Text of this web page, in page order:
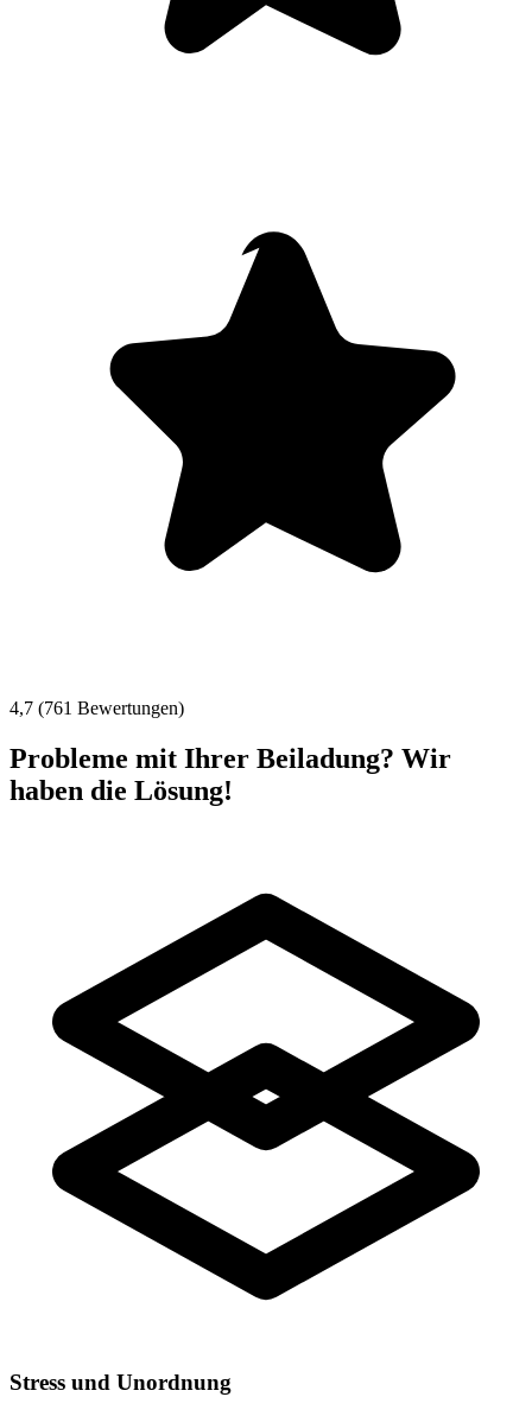
4,7 (761 Bewertungen)
Probleme mit Ihrer Beiladung? Wir
haben die Lösung!
Stress und Unordnung